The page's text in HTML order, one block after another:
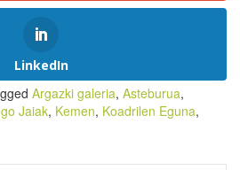
LinkedIn
Argazki galeria, Asteburua,
Jaiak, Kemen, Koadrilen Eguna,